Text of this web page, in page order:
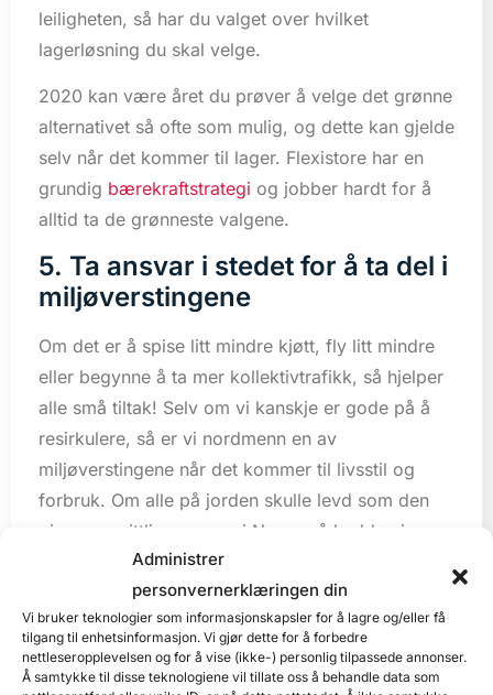
Administrer
personvernerklæringen din
Vi bruker teknologier som informasjonskapsler for å lagre og/eller få
tilgang til enhetsinformasjon. Vi gjør dette for å forbedre
nettleseropplevelsen og for å vise (ikke-) personlig tilpassede annonser.
Å samtykke til disse teknologiene vil tillate oss å behandle data som
leiligheten, så har du valget over hvilket
lagerløsning du skal velge.
2020 kan være året du prøver å velge det grønne
alternativet så ofte som mulig, og dette kan gjelde
selv når det kommer til lager. Flexistore har en
grundig bærekraftstrategi og jobber hardt for å
alltid ta de grønneste valgene.
5. Ta ansvar i stedet for å ta del i
miljøverstingene
Om det er å spise litt mindre kjøtt, fly litt mindre
eller begynne å ta mer kollektivtrafikk, så hjelper
alle små tiltak! Selv om vi kanskje er gode på å
resirkulere, så er vi nordmenn en av
miljøverstingene når det kommer til livsstil og
forbruk. Om alle på jorden skulle levd som den
gjennomsnittlige person i Norge så hadde vi
trengt mer enn 3 jordkloder!
2020 kan derfor være året vi kollektivt tar ansvar
for hvordan vi lever. Dette betyr å ha et mer
bevisst forhold til hvor mye strøm vi bruker, hvor